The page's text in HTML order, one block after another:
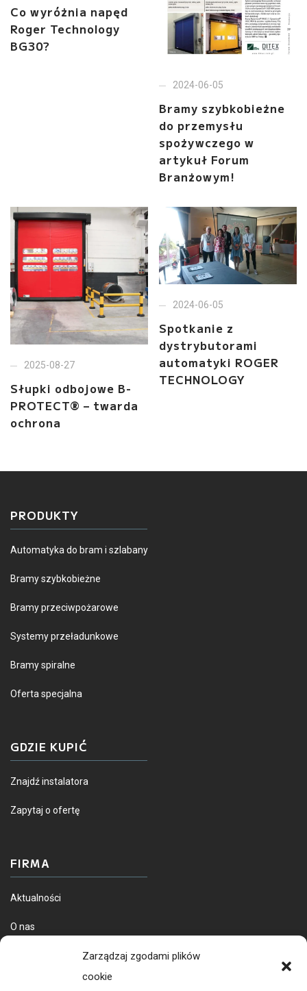
Zarządzaj zgodami plików
cookie
Co wyróżnia napęd
Roger Technology
BG30?
2024-06-05
Bramy szybkobieżne
do przemysłu
spożywczego w
artykuł Forum
Branżowym!
2025-08-27
Słupki odbojowe B-
PROTECT® – twarda
ochrona
2024-06-05
Spotkanie z
dystrybutorami
automatyki ROGER
TECHNOLOGY
PRODUKTY
Automatyka do bram i szlabany
Bramy szybkobieżne
Bramy przeciwpożarowe
Systemy przeładunkowe
Bramy spiralne
Oferta specjalna
GDZIE KUPIĆ
Znajdź instalatora
Zapytaj o ofertę
FIRMA
Aktualności
O nas
Dostawa towarów